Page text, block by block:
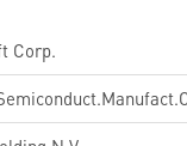
Corp.